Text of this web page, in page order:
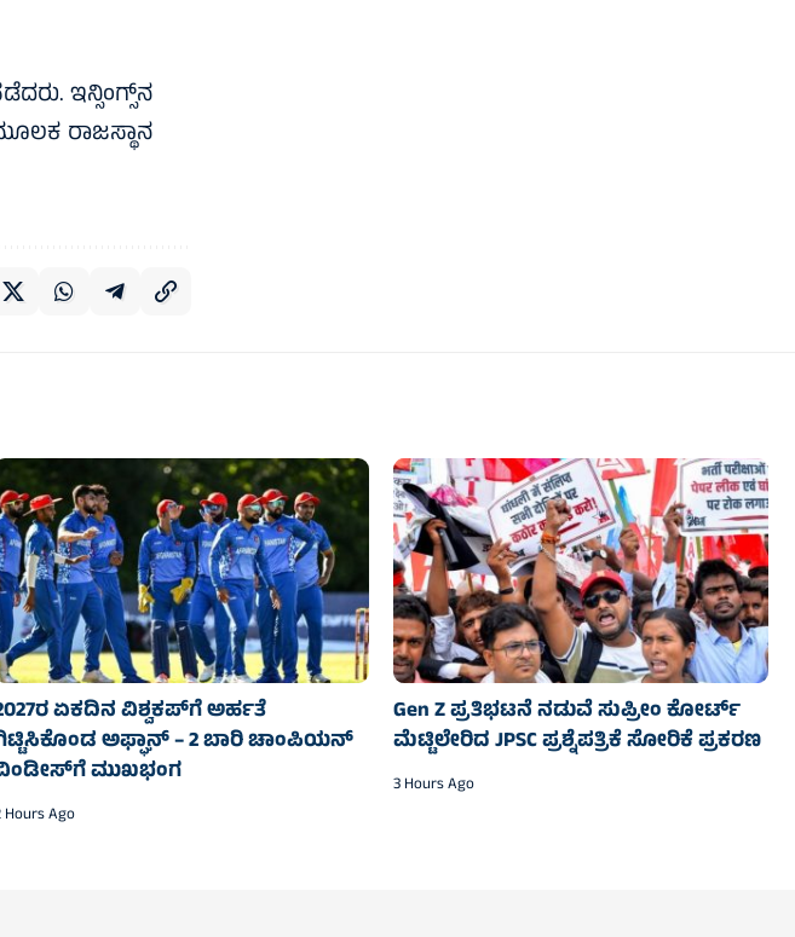
ಇನ್ಸಿಂಗ್ಸ್‌ನ
ರಾಜಸ್ಥಾನ
ಏಕದಿನ ವಿಶ್ವಕಪ್‌ಗೆ ಅರ್ಹತೆ
ಅಫ್ಘಾನ್‌ – 2 ಬಾರಿ ಚಾಂಪಿಯನ್‌
ಮುಖಭಂಗ
Hours Ago
Gen Z ಪ್ರತಿಭಟನೆ ನಡುವೆ ಸುಪ್ರೀಂ ಕೋರ್ಟ್‌
ಮೆಟ್ಟಿಲೇರಿದ JPSC ಪ್ರಶ್ನೆಪತ್ರಿಕೆ ಸೋರಿಕೆ ಪ್ರಕರಣ
3 Hours Ago